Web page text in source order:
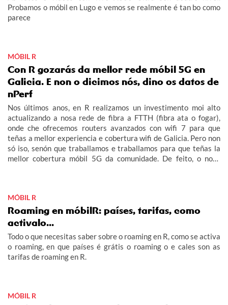
Probamos o móbil en Lugo e vemos se realmente é tan bo como
parece
MÓBIL R
Con R gozarás da mellor rede móbil 5G en
Galicia. E non o dicimos nós, dino os datos de
nPerf
Nos últimos anos, en R realizamos un investimento moi alto
actualizando a nosa rede de fibra a FTTH (fibra ata o fogar),
onde che ofrecemos routers avanzados con wifi 7 para que
teñas a mellor experiencia e cobertura wifi de Galicia. Pero non
só iso, senón que traballamos e traballamos para que teñas la
mellor cobertura móbil 5G da comunidade. De feito, o noso
MÓBIL R
Roaming en móbilR: países, tarifas, como
activalo...
Todo o que necesitas saber sobre o roaming en R, como se activa
o roaming, en que países é grátis o roaming o e cales son as
tarifas de roaming en R.
MÓBIL R